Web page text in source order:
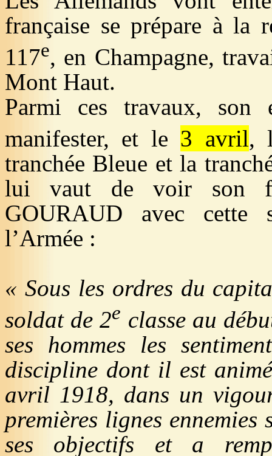
française se prépare à la
117e, en Champagne,
Mont Haut.
Parmi ces travaux, son
manifester, et le 3 avril,
tranchée Bleue et la
lui vaut de voir son
GOURAUD avec cette
l’Armée :
« Sous les ordres du
soldat de 2e classe au
ses hommes les
discipline dont il est
avril 1918, dans un
premières lignes
ses objectifs et a